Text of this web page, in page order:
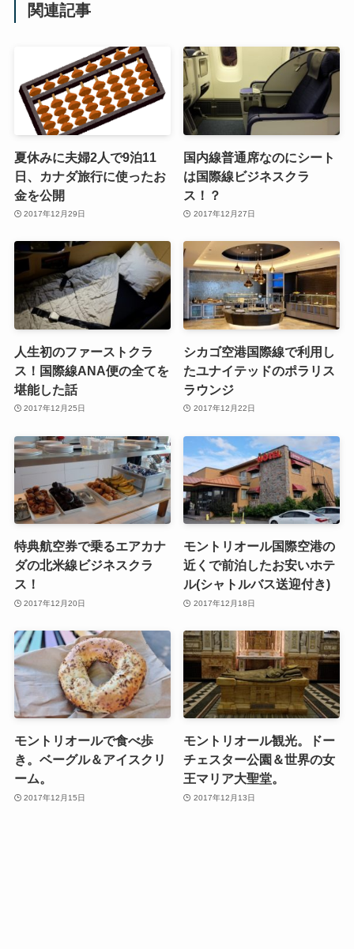
関連記事
夏休みに夫婦2人で9泊11
日、カナダ旅行に使ったお
金を公開
2017年12月29日
国内線普通席なのにシート
は国際線ビジネスクラ
ス！？
2017年12月27日
人生初のファーストクラ
ス！国際線ANA便の全てを
堪能した話
2017年12月25日
シカゴ空港国際線で利用し
たユナイテッドのポラリス
ラウンジ
2017年12月22日
特典航空券で乗るエアカナ
ダの北米線ビジネスクラ
ス！
2017年12月20日
モントリオール国際空港の
近くで前泊したお安いホテ
ル(シャトルバス送迎付き)
2017年12月18日
モントリオールで食べ歩
き。ベーグル＆アイスクリ
ーム。
2017年12月15日
モントリオール観光。ドー
チェスター公園＆世界の女
王マリア大聖堂。
2017年12月13日